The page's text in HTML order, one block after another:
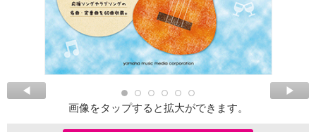
画像をタップすると拡大ができます。